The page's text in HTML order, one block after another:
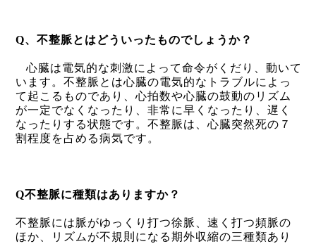
Q、不整脈とはどういったものでしょうか？
心臓は電気的な刺激によって命令がくだり、動いて
います。不整脈とは心臓の電気的なトラブルによっ
て起こるものであり、心拍数や心臓の鼓動のリズム
が一定でなくなったり、非常に早くなったり、遅く
なったりする状態です。不整脈は、心臓突然死の７
割程度を占める病気です。
Q不整脈に種類はありますか？
不整脈には脈がゆっくり打つ徐脈、速く打つ頻脈の
ほか、リズムが不規則になる期外収縮の三種類あり